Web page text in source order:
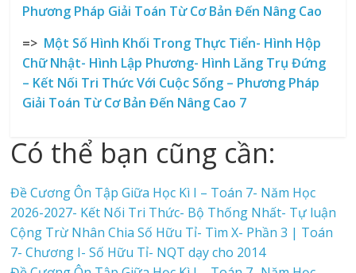
Phương Pháp Giải Toán Từ Cơ Bản Đến Nâng Cao
=> Một Số Hình Khối Trong Thực Tiển- Hình Hộp
Chữ Nhật- Hình Lập Phương- Hình Lăng Trụ Đứng
– Kết Nối Tri Thức Với Cuộc Sống – Phương Pháp
Giải Toán Từ Cơ Bản Đến Nâng Cao 7
Có thể bạn cũng cần:
Đề Cương Ôn Tập Giữa Học Kì I – Toán 7- Năm Học
2026-2027- Kết Nối Tri Thức- Bộ Thống Nhất- Tự luận
Cộng Trừ Nhân Chia Số Hữu Tỉ- Tìm X- Phần 3 | Toán
7- Chương I- Số Hữu Tỉ- NQT dạy cho 2014